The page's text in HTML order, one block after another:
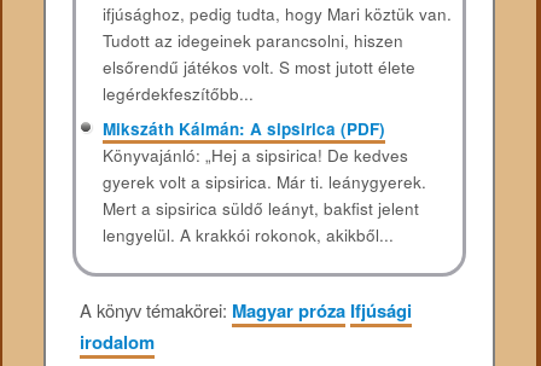
ifjúsághoz, pedig tudta, hogy Mari köztük van.
Tudott az idegeinek parancsolni, hiszen
elsőrendű játékos volt. S most jutott élete
legérdekfeszítőbb...
Mikszáth Kálmán: A sipsirica (PDF)
Könyvajánló: „Hej a sipsirica! De kedves
gyerek volt a sipsirica. Már ti. leánygyerek.
Mert a sipsirica süldő leányt, bakfist jelent
lengyelül. A krakkói rokonok, akikből...
A könyv témakörei: Magyar próza Ifjúsági
irodalom